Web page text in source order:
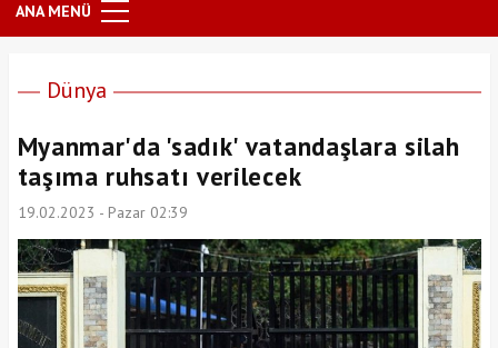
ANA MENÜ
Dünya
Myanmar'da 'sadık' vatandaşlara silah
taşıma ruhsatı verilecek
19.02.2023 - Pazar 02:39